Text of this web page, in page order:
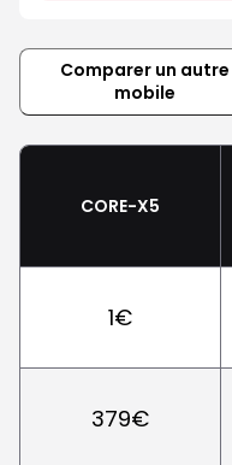
Comparer un autre
mobile
CORE-X5
1€
379€